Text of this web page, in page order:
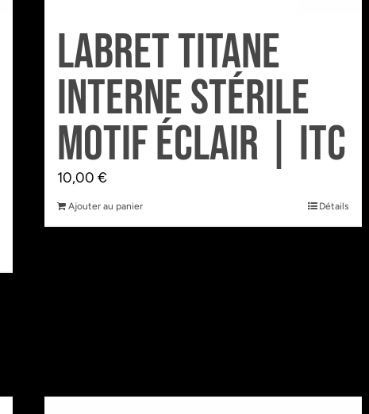
Labret Titane
Interne Stérile
motif Éclair | Itc
10,00 €
Ajouter au panier Détails